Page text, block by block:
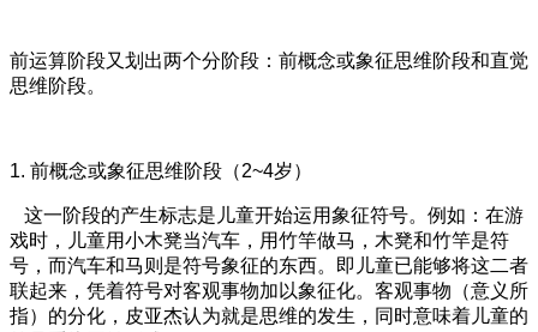
前运算阶段又划出两个分阶段：前概念或象征思维阶段和直觉
思维阶段。
1. 前概念或象征思维阶段（2~4岁）
这一阶段的产生标志是儿童开始运用象征符号。例如：在游
戏时，儿童用小木凳当汽车，用竹竿做马，木凳和竹竿是符
号，而汽车和马则是符号象征的东西。即儿童已能够将这二者
联起来，凭着符号对客观事物加以象征化。客观事物（意义所
指）的分化，皮亚杰认为就是思维的发生，同时意味着儿童的